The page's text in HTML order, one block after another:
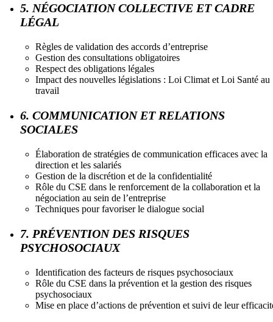
5. NÉGOCIATION COLLECTIVE ET CADRE
LÉGAL
Règles de validation des accords d’entreprise
Gestion des consultations obligatoires
Respect des obligations légales
Impact des nouvelles législations : Loi Climat et Loi Santé au
travail
6. COMMUNICATION ET RELATIONS
SOCIALES
Élaboration de stratégies de communication efficaces avec la
direction et les salariés
Gestion de la discrétion et de la confidentialité
Rôle du CSE dans le renforcement de la collaboration et la
négociation au sein de l’entreprise
Techniques pour favoriser le dialogue social
7. PRÉVENTION DES RISQUES
PSYCHOSOCIAUX
Identification des facteurs de risques psychosociaux
Rôle du CSE dans la prévention et la gestion des risques
psychosociaux
Mise en place d’actions de prévention et suivi de leur